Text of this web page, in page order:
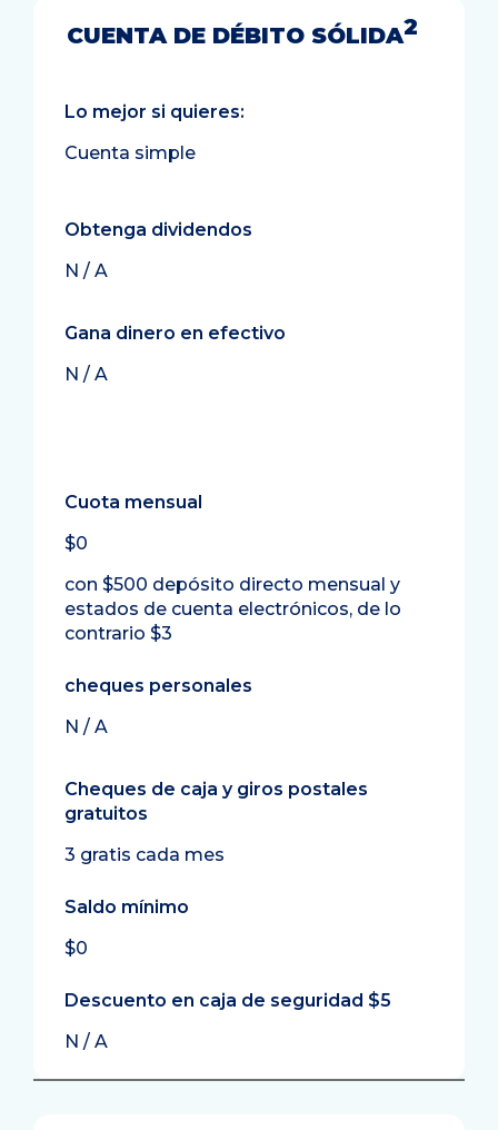
CUENTA DE DÉBITO SÓLIDA2
Lo mejor si quieres:
Cuenta simple
Obtenga dividendos
N / A
Gana dinero en efectivo
N / A
Cuota mensual
$0
con $500 depósito directo mensual y
estados de cuenta electrónicos, de lo
contrario $3
cheques personales
N / A
Cheques de caja y giros postales
gratuitos
3 gratis cada mes
Saldo mínimo
$0
Descuento en caja de seguridad $5
N / A